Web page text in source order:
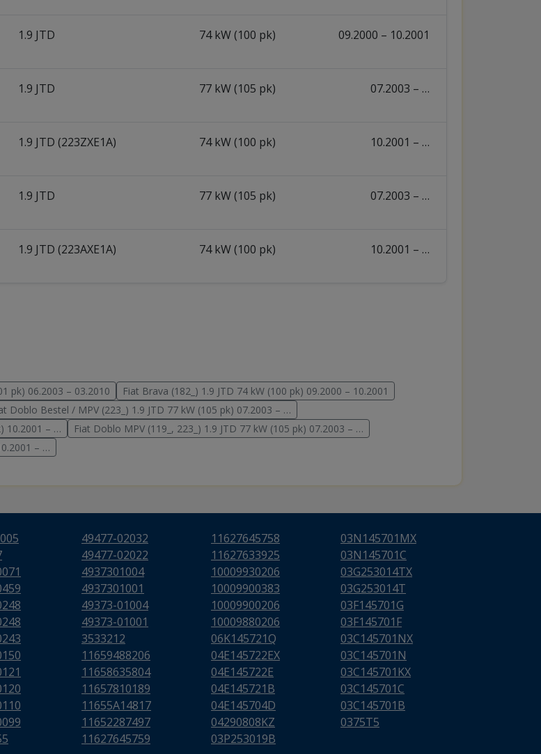
1.9 JTD 74 kW (100 pk) 09.2000 – 10.2001
1.9 JTD 77 kW (105 pk) 07.2003 – …
1.9 JTD (223ZXE1A) 74 kW (100 pk) 10.2001 – …
1.9 JTD 77 kW (105 pk) 07.2003 – …
1.9 JTD (223AXE1A) 74 kW (100 pk) 10.2001 – …
pk) 06.2003 – 03.2010
Fiat Brava (182_) 1.9 JTD 74 kW (100 pk) 09.2000 – 10.2001
Doblo Bestel / MPV (223_) 1.9 JTD 77 kW (105 pk) 07.2003 – …
10.2001 – …
Fiat Doblo MPV (119_, 223_) 1.9 JTD 77 kW (105 pk) 07.2003 – …
– …
49477-02032
49477-02022
4937301004
4937301001
49373-01004
49373-01001
3533212
11659488206
11658635804
11657810189
11655A14817
11652287497
11627645759
11627645758
11627633925
10009930206
10009900383
10009900206
10009880206
06K145721Q
04E145722EX
04E145722E
04E145721B
04E145704D
04290808KZ
03P253019B
03N145701MX
03N145701C
03G253014TX
03G253014T
03F145701G
03F145701F
03C145701NX
03C145701N
03C145701KX
03C145701C
03C145701B
0375T5